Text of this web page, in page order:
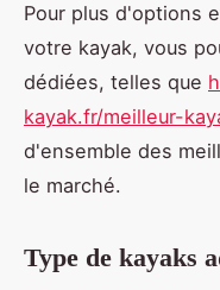
Pour plus d'options
votre kayak, vous
dédiées, telles que
kayak.fr/meilleur-
d'ensemble des
le marché.
Type de kayaks